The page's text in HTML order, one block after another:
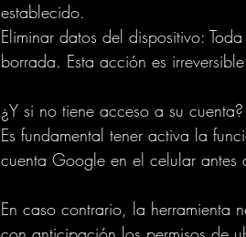
establecido.
Eliminar datos del dispositivo:
borrada. Esta acción es
¿Y si no tiene acceso a su cuenta?
Es fundamental tener activa la
cuenta Google en el celular antes
En caso contrario, la herramienta